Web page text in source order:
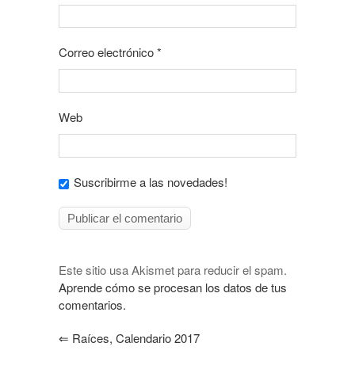
Correo electrónico*
Web
Suscribirme a las novedades!
Este sitio usa Akismet para reducir el spam.
Aprende cómo se procesan los datos de tus
comentarios.
⇐ Raíces, Calendario 2017